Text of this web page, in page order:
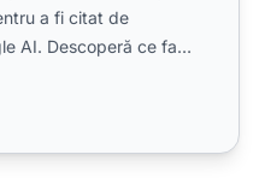
a fi citat de
AI. Descoperă ce face